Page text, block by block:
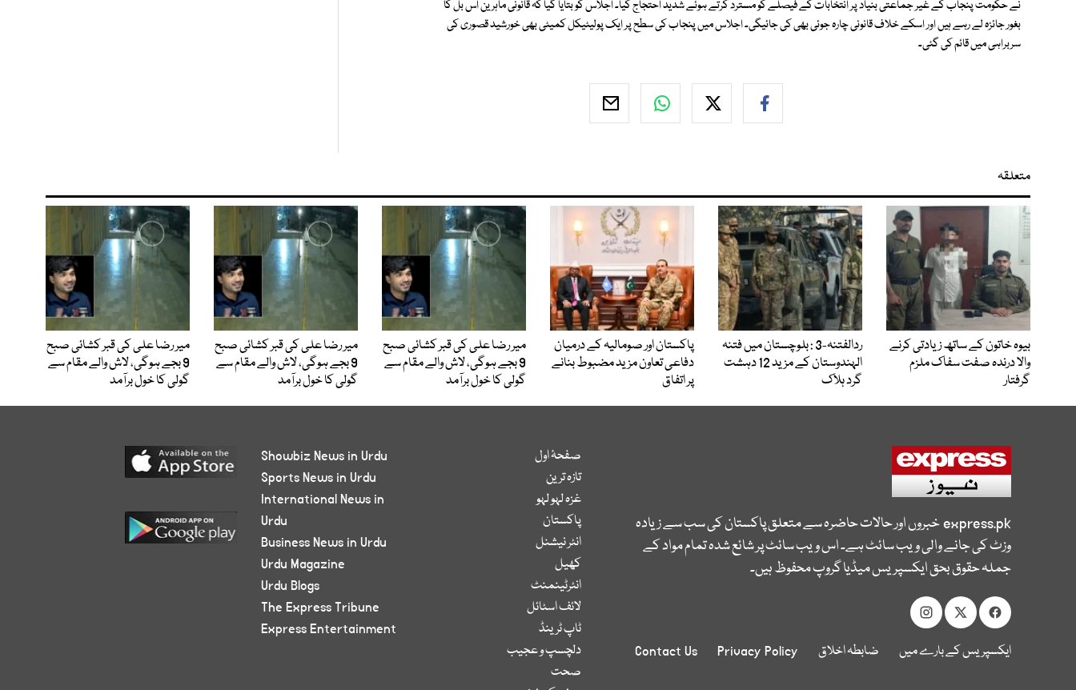
نے حکومت پنجاب کے غیر جماعتی بنیاد پر انتخابات کے فیصلے کو مسترد کرتے ہوئے شدید احتجاج کیا۔ اجلاس کو بتایا گیا کہ قانونی ماہرین اس بل کا
بغور جائزہ لے رہے ہیں اور اسکے خلاف قانونی چارہ جوئی بھی کی جائیگی۔ اجلاس میں پنجاب کی سطح پر ایک پولیٹیکل کمیٹی بھی خورشید قصوری کی
سربراہی میں قائم کی گئی۔
متعلقہ
بیوہ خاتون کے ساتھ زیادتی کرنے
والا درندہ صفت سفاک ملزم
گرفتار
ردالفتنہ-3 : بلوچستان میں فتنہ
الہندوستان کے مزید 12 دہشت
گرد ہلاک
پاکستان اور صومالیہ کے درمیان
دفاعی تعاون مزید مضبوط بنانے
پر اتفاق
میر رضا علی کی قبر کشائی صبح
9 بجے ہوگی، لاش والے مقام سے
گولی کا خول برآمد
میر رضا علی کی قبر کشائی صبح
9 بجے ہوگی، لاش والے مقام سے
گولی کا خول برآمد
میر رضا علی کی قبر کشائی صبح
9 بجے ہوگی، لاش والے مقام سے
گولی کا خول برآمد
express.pkخبروں اور حالات حاضرہ سے متعلق پاکستان کی سب سے زیادہ
وزٹ کی جانے والی ویب سائٹ ہے۔ اس ویب سائٹ پر شائع شدہ تمام مواد کے
جملہ حقوق بحق ایکسپریس میڈیا گروپ محفوظ ہیں۔
ایکسپریس کے بارے میں ضابطہ اخلاق Privacy Policy
Contact Us
صفحۂ اول
تازہ ترین
غزہ لہو لہو
پاکستان
انٹر نیشنل
کھیل
انٹرٹینمنٹ
لائف اسٹائل
ٹاپ ٹرینڈ
دلچسپ و عجیب
صحت
Showbiz News in Urdu
Sports News in Urdu
International News in
Urdu
Business News in Urdu
Urdu Magazine
Urdu Blogs
The Express Tribune
Express Entertainment